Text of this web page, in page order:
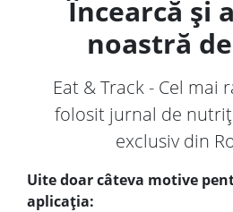
Încearcă și
noastră
Eat & Track - Cel mai
folosit jurnal de
exclusiv din
Uite doar câteva motive
aplicația: